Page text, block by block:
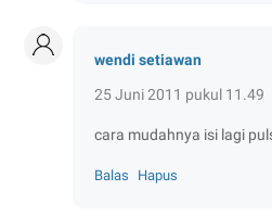
wendi setiawan
25 Juni 2011 pukul 11.49
cara mudahnya isi lagi
Balas Hapus